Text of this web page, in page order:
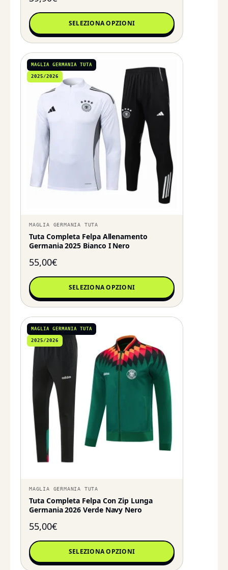
SELEZIONA OPZIONI
MAGLIA GERMANIA TUTA
2025/2026
MAGLIA GERMANIA TUTA
Tuta Completa Felpa Allenamento
Germania 2025 Bianco I Nero
55,00€
SELEZIONA OPZIONI
MAGLIA GERMANIA TUTA
2025/2026
MAGLIA GERMANIA TUTA
Tuta Completa Felpa Con Zip Lunga
Germania 2026 Verde Navy Nero
55,00€
SELEZIONA OPZIONI